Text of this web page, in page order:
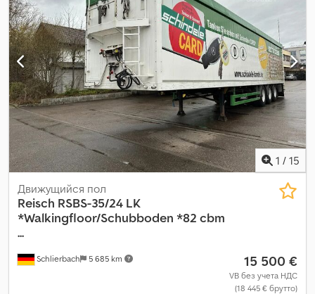
1 / 15
Schlierbach 5 685 km
Движущийся пол
Reisch RSBS-35/24 LK
*Walkingfloor/Schubboden *82 cbm
...
15 500 €
VB без учета НДС
(18 445 € брутто)